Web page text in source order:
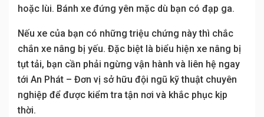
hoặc lùi. Bánh xe đứng yên mặc dù bạn có đạp ga.
Nếu xe của bạn có những triệu chứng này thì chắc
chắn xe nâng bị yếu. Đặc biệt là biểu hiện xe nâng bị
tụt tải, bạn cần phải ngừng vận hành và liên hệ ngay
tới An Phát – Đơn vị sở hữu đội ngũ kỹ thuật chuyên
nghiệp để được kiểm tra tận nơi và khắc phục kịp
thời.